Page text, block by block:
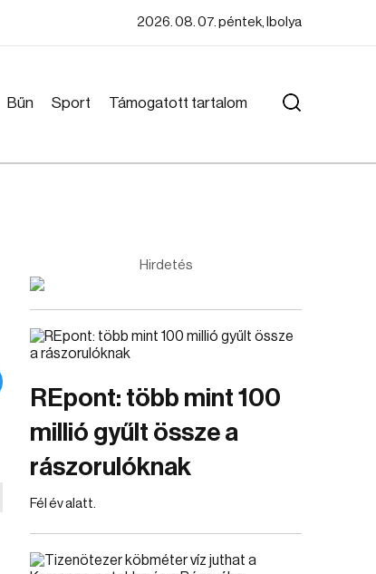
2026. 08. 07. péntek, Ibolya
Bűn Sport Támogatott tartalom
Hirdetés
REpont: több mint 100
millió gyűlt össze a
rászorulóknak
Fél év alatt.